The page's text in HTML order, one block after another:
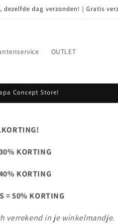
dag verzonden! | Gratis
OUTLET
Concept Store!
KORTING
KORTING
= 50% KORTING
verrekend in je winkelmandje.